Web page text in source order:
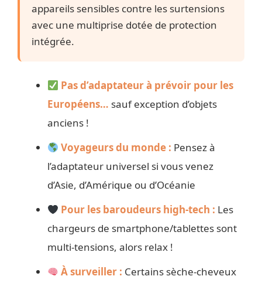
appareils sensibles contre les surtensions
avec une multiprise dotée de protection
intégrée.
Pas d’adaptateur à prévoir pour les
Européens… sauf exception d’objets
anciens !
Voyageurs du monde : Pensez à
l’adaptateur universel si vous venez
d’Asie, d’Amérique ou d’Océanie
Pour les baroudeurs high-tech : Les
chargeurs de smartphone/tablettes sont
multi-tensions, alors relax !
À surveiller : Certains sèche-cheveux